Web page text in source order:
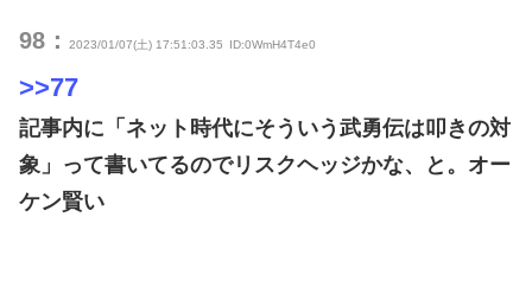
98： 2023/01/07(土) 17:51:03.35 ID:0WmH4T4e0
>>77
記事内に「ネット時代にそういう武勇伝は叩きの対
象」って書いてるのでリスクヘッジかな、と。オー
ケン賢い